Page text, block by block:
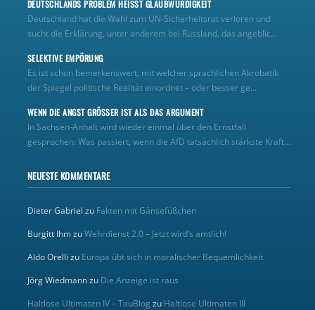
DEUTSCHLANDS PROBLEM HEISST GLAUBWÜRDIGKEIT
Deutschland hat die Wahl zum UN‑Sicherheitsrat verloren und
sucht die Erklärung, unter anderem bei Russland, das angeblic...
SELEKTIVE EMPÖRUNG
Es ist schon bemerkenswert, mit welcher sprachlichen Akrobatik
der Spiegel politische Realität einordnet – oder besser ge...
WENN DIE ANGST GRÖSSER IST ALS DAS ARGUMENT
In Sachsen-Anhalt wird wieder einmal über den Ernstfall
gesprochen: Was passiert, wenn die AfD tatsächlich stärkste Kraft...
NEUESTE KOMMENTARE
Dieter Gabriel zu Fakten mit Gänsefüßchen
Burgitt IhmzuWehrdienst 2.0 – Jetzt wird’s amtlich!
Aldo Orelli zu Europa übt sich in moralischer Bequemlichkeit
Jörg Wiedmannzu Die Anzeige ist raus
Haltlose Ultimaten IV – TauBlog zu Haltlose Ultimaten III